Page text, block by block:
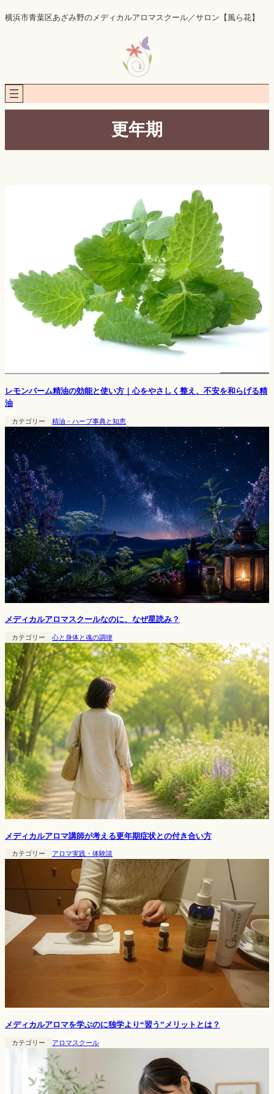
容
プ
横浜市青葉区あざみ野のメディカルアロマスクール／サロン【風ら花】
更年期
レモンバーム精油の効能と使い方｜心をやさしく整え、不安を和らげる精
油
カテゴリー 精油・ハーブ事典と知恵
メディカルアロマスクールなのに、なぜ星読み？
カテゴリー 心と身体と魂の調律
メディカルアロマ講師が考える更年期症状との付き合い方
カテゴリー アロマ実践・体験談
メディカルアロマを学ぶのに独学より“習う”メリットとは？
カテゴリー アロマスクール